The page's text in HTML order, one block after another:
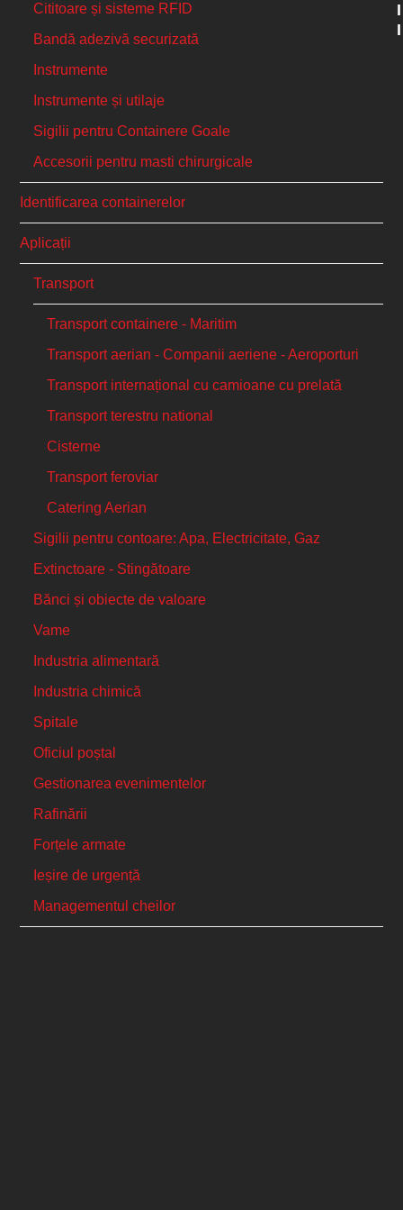
Cititoare și sisteme RFID
Bandă adezivă securizată
Instrumente
Instrumente și utilaje
Sigilii pentru Containere Goale
Accesorii pentru masti chirurgicale
Identificarea containerelor
Aplicații
Transport
Transport containere - Maritim
Transport aerian - Companii aeriene - Aeroporturi
Transport internațional cu camioane cu prelată
Transport terestru national
Cisterne
Transport feroviar
Catering Aerian
Sigilii pentru contoare: Apa, Electricitate, Gaz
Extinctoare - Stingătoare
Bănci și obiecte de valoare
Vame
Industria alimentară
Industria chimică
Spitale
Oficiul poștal
Gestionarea evenimentelor
Rafinării
Forțele armate
Ieșire de urgență
Managementul cheilor
I
I